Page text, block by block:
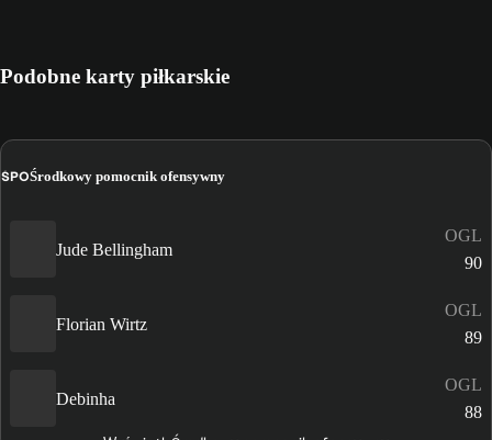
Podobne karty piłkarskie
ŚPOŚrodkowy pomocnik ofensywny
Jude Bellingham
OGL
90
Florian Wirtz
OGL
89
Debinha
OGL
88